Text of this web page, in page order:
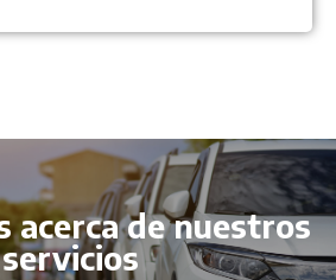
acerca de nuestros
servicios